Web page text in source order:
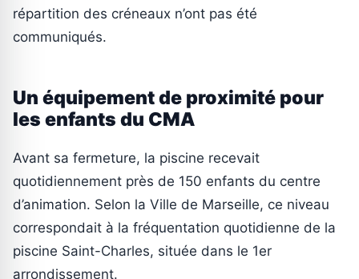
répartition des créneaux n’ont pas été
communiqués.
Un équipement de proximité pour
les enfants du CMA
Avant sa fermeture, la piscine recevait
quotidiennement près de 150 enfants du centre
d’animation. Selon la Ville de Marseille, ce niveau
correspondait à la fréquentation quotidienne de la
piscine Saint-Charles, située dans le 1er
arrondissement.